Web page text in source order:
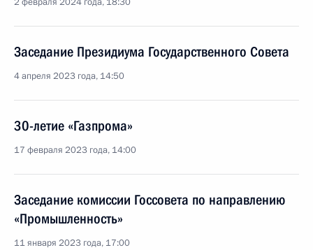
Заседание Президиума Государственного Совета
4 апреля 2023 года, 14:50
30-летие «Газпрома»
17 февраля 2023 года, 14:00
Заседание комиссии Госсовета по направлению
«Промышленность»
11 января 2023 года, 17:00